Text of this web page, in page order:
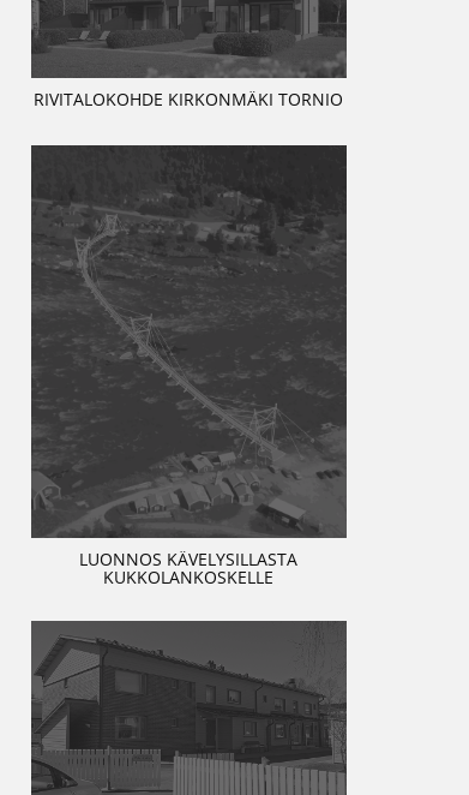
RIVITALOKOHDE KIRKONMÄKI TORNIO
LUONNOS KÄVELYSILLASTA
KUKKOLANKOSKELLE